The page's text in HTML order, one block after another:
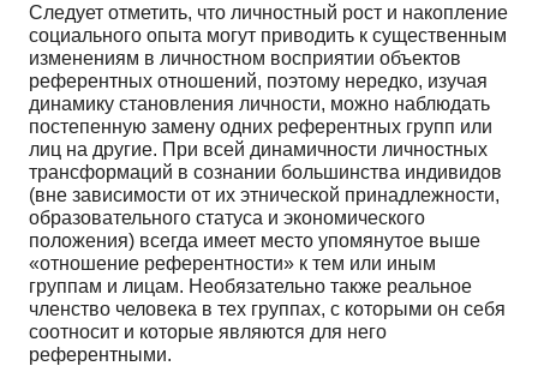
Следует отметить, что личностный рост и накопление
социального опыта могут приводить к существенным
изменениям в личностном восприятии объектов
референтных отношений, поэто­му нередко, изучая
динамику становления личности, можно наблюдать
постепенную замену од­них референтных групп или
лиц на другие. При всей динамичности личностных
трансформаций в сознании большинства индивидов
(вне зависимости от их этнической принадлежности,
образо­вательного статуса и экономического
положения) всегда имеет место упомянутое выше
«отноше­ние референтности» к тем или иным
группам и лицам. Необязательно также реальное
членство че­ловека в тех группах, с которыми он себя
соотносит и которые являются для него
референтными.